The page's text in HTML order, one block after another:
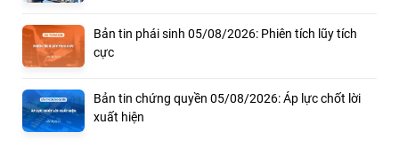
Bản tin phái sinh 05/08/2026: Phiên tích lũy tích
cực
Bản tin chứng quyền 05/08/2026: Áp lực chốt lời
xuất hiện